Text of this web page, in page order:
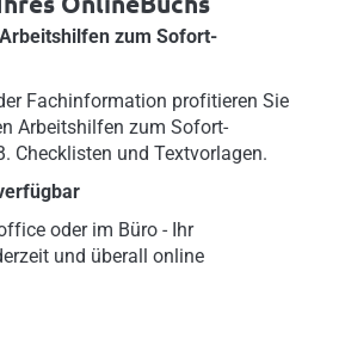
zum Sofort-
Fachinformation profitieren Sie
Arbeitshilfen zum Sofort-
Checklisten und Textvorlagen.
oder im Büro - Ihr
und überall online